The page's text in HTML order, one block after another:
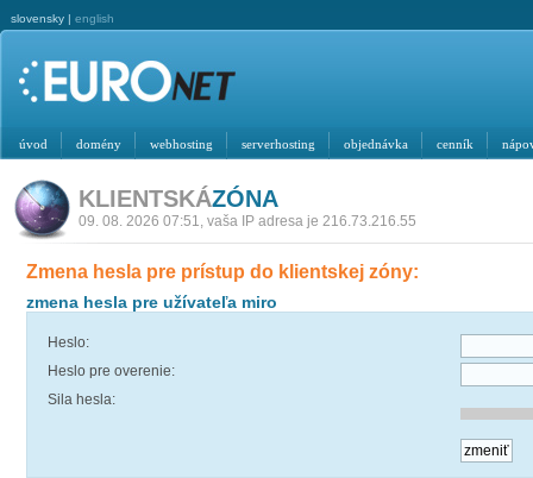
slovensky | english
úvod domény webhosting serverhosting objednávka cenník
KLIENTSKÁZÓNA
09. 08. 2026 07:51, vaša IP adresa je 216.73.216.55
Zmena hesla pre prístup do klientskej zóny:
zmena hesla pre užívateľa miro
Heslo:
Heslo pre overenie:
Sila hesla: